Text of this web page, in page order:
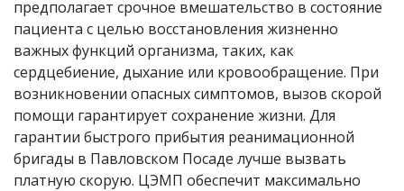
предполагает срочное вмешательство в состояние
пациента с целью восстановления жизненно
важных функций организма, таких, как
сердцебиение, дыхание или кровообращение. При
возникновении опасных симптомов, вызов скорой
помощи гарантирует сохранение жизни. Для
гарантии быстрого прибытия реанимационной
бригады в Павловском Посаде лучше вызвать
платную скорую. ЦЭМП обеспечит максимально